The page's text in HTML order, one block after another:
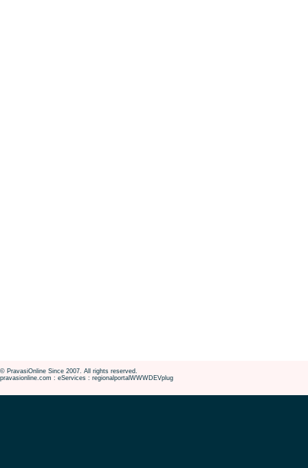
© PravasiOnline Since 2007. All rights reserved.
pravasionline.com : eServices : regionalportalWWWDEVplug